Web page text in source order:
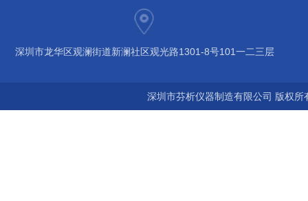
深圳市龙华区观澜街道新澜社区观光路1301-8号101一二三层
深圳市芬析仪器制造有限公司 版权